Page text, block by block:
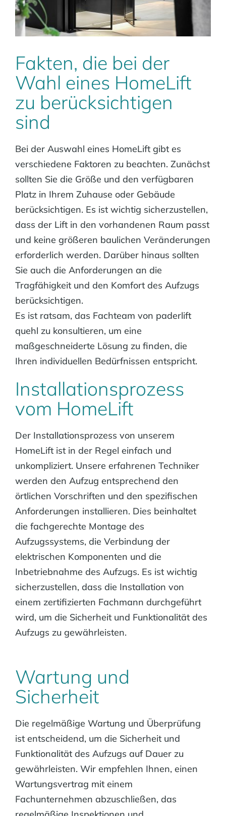
Fakten, die bei der
Wahl eines HomeLift
zu berücksichtigen
sind
Bei der Auswahl eines HomeLift gibt es
verschiedene Faktoren zu beachten. Zunächst
sollten Sie die Größe und den verfügbaren
Platz in Ihrem Zuhause oder Gebäude
berücksichtigen. Es ist wichtig sicherzustellen,
dass der Lift in den vorhandenen Raum passt
und keine größeren baulichen Veränderungen
erforderlich werden. Darüber hinaus sollten
Sie auch die Anforderungen an die
Tragfähigkeit und den Komfort des Aufzugs
berücksichtigen.
Es ist ratsam, das Fachteam von paderlift
quehl zu konsultieren, um eine
maßgeschneiderte Lösung zu finden, die
Ihren individuellen Bedürfnissen entspricht.
Installationsprozess
vom HomeLift
Der Installationsprozess von unserem
HomeLift ist in der Regel einfach und
unkompliziert. Unsere erfahrenen Techniker
werden den Aufzug entsprechend den
örtlichen Vorschriften und den spezifischen
Anforderungen installieren. Dies beinhaltet
die fachgerechte Montage des
Aufzugssystems, die Verbindung der
elektrischen Komponenten und die
Inbetriebnahme des Aufzugs. Es ist wichtig
sicherzustellen, dass die Installation von
einem zertifizierten Fachmann durchgeführt
wird, um die Sicherheit und Funktionalität des
Aufzugs zu gewährleisten.
Wartung und
Sicherheit
Die regelmäßige Wartung und Überprüfung
ist entscheidend, um die Sicherheit und
Funktionalität des Aufzugs auf Dauer zu
gewährleisten. Wir empfehlen Ihnen, einen
Wartungsvertrag mit einem
Fachunternehmen abzuschließen, das